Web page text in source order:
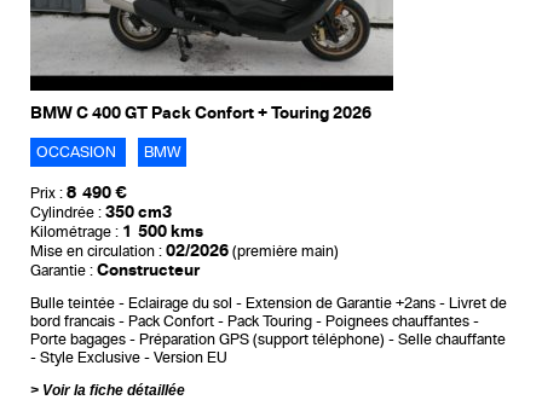
BMW C 400 GT Pack Confort + Touring 2026
OCCASION BMW
Prix : 8 490 €
Cylindrée : 350 cm3
Kilométrage : 1 500 kms
Mise en circulation : 02/2026 (première main)
Garantie : Constructeur
Bulle teintée Eclairage du sol Extension de Garantie +2ans
Livret de
bord francais
Pack Confort Pack Touring
Poignees chauffantes
Porte bagages
Préparation GPS (support téléphone)
Selle chauffante
Style Exclusive
Version EU
Voir la fiche détaillée